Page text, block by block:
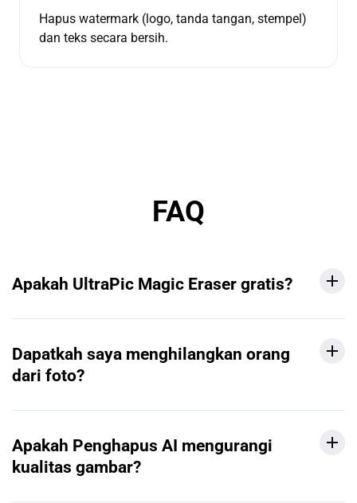
Hapus watermark (logo, tanda tangan, stempel)
dan teks secara bersih.
FAQ
Apakah UltraPic Magic Eraser gratis?
Dapatkah saya menghilangkan orang
dari foto?
Apakah Penghapus AI mengurangi
kualitas gambar?